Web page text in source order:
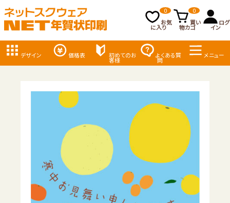
お気
に入り
0
買い
物カゴ
0
ログ
イン
デザイン 価格表 初めてのお
客様
よくある質
問
メニュー